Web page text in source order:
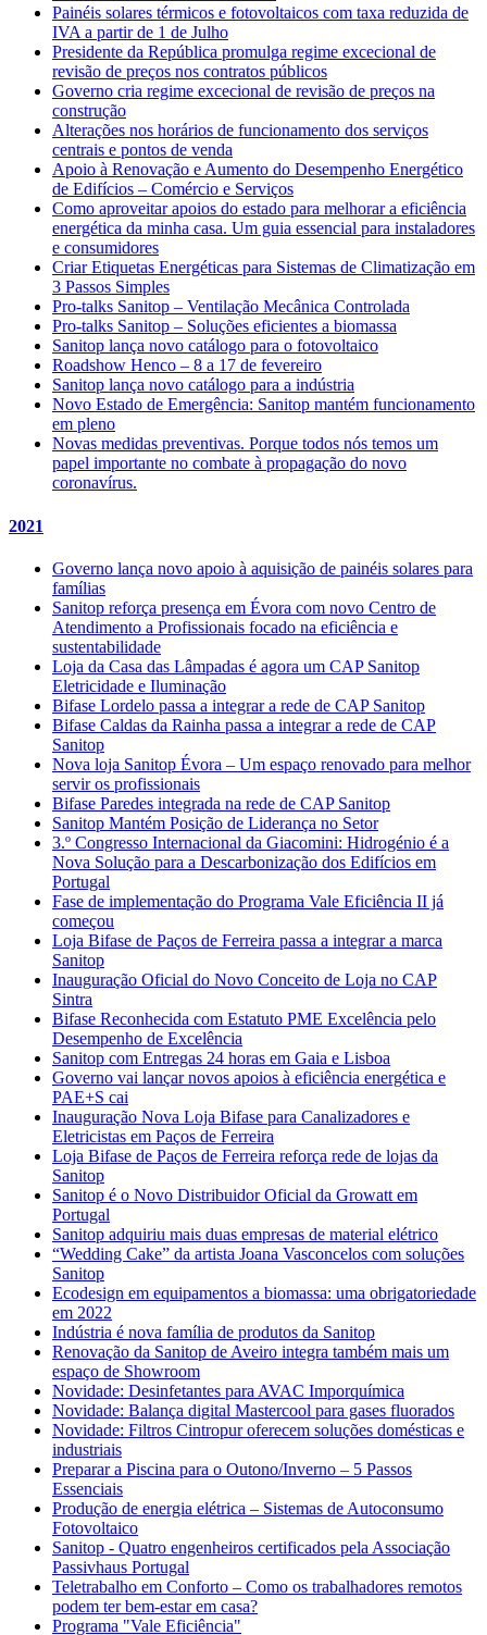
Painéis solares térmicos e fotovoltaicos com taxa reduzida de
IVA a partir de 1 de Julho
Presidente da República promulga regime excecional de
revisão de preços nos contratos públicos
Governo cria regime excecional de revisão de preços na
construção
Alterações nos horários de funcionamento dos serviços
centrais e pontos de venda
Apoio à Renovação e Aumento do Desempenho Energético
de Edifícios – Comércio e Serviços
Como aproveitar apoios do estado para melhorar a eficiência
energética da minha casa. Um guia essencial para instaladores
e consumidores
Criar Etiquetas Energéticas para Sistemas de Climatização em
3 Passos Simples
Pro-talks Sanitop – Ventilação Mecânica Controlada
Pro-talks Sanitop – Soluções eficientes a biomassa
Sanitop lança novo catálogo para o fotovoltaico
Roadshow Henco – 8 a 17 de fevereiro
Sanitop lança novo catálogo para a indústria
Novo Estado de Emergência: Sanitop mantém funcionamento
em pleno
Novas medidas preventivas. Porque todos nós temos um
papel importante no combate à propagação do novo
coronavírus.
2021
Governo lança novo apoio à aquisição de painéis solares para
famílias
Sanitop reforça presença em Évora com novo Centro de
Atendimento a Profissionais focado na eficiência e
sustentabilidade
Loja da Casa das Lâmpadas é agora um CAP Sanitop
Eletricidade e Iluminação
Bifase Lordelo passa a integrar a rede de CAP Sanitop
Bifase Caldas da Rainha passa a integrar a rede de CAP
Sanitop
Nova loja Sanitop Évora – Um espaço renovado para melhor
servir os profissionais
Bifase Paredes integrada na rede de CAP Sanitop
Sanitop Mantém Posição de Liderança no Setor
3.º Congresso Internacional da Giacomini: Hidrogénio é a
Nova Solução para a Descarbonização dos Edifícios em
Portugal
Fase de implementação do Programa Vale Eficiência II já
começou
Loja Bifase de Paços de Ferreira passa a integrar a marca
Sanitop
Inauguração Oficial do Novo Conceito de Loja no CAP
Sintra
Bifase Reconhecida com Estatuto PME Excelência pelo
Desempenho de Excelência
Sanitop com Entregas 24 horas em Gaia e Lisboa
Governo vai lançar novos apoios à eficiência energética e
PAE+S cai
Inauguração Nova Loja Bifase para Canalizadores e
Eletricistas em Paços de Ferreira
Loja Bifase de Paços de Ferreira reforça rede de lojas da
Sanitop
Sanitop é o Novo Distribuidor Oficial da Growatt em
Portugal
Sanitop adquiriu mais duas empresas de material elétrico
“Wedding Cake” da artista Joana Vasconcelos com soluções
Sanitop
Ecodesign em equipamentos a biomassa: uma obrigatoriedade
em 2022
Indústria é nova família de produtos da Sanitop
Renovação da Sanitop de Aveiro integra também mais um
espaço de Showroom
Novidade: Desinfetantes para AVAC Imporquímica
Novidade: Balança digital Mastercool para gases fluorados
Novidade: Filtros Cintropur oferecem soluções domésticas e
industriais
Preparar a Piscina para o Outono/Inverno – 5 Passos
Essenciais
Produção de energia elétrica – Sistemas de Autoconsumo
Fotovoltaico
Sanitop - Quatro engenheiros certificados pela Associação
Passivhaus Portugal
Teletrabalho em Conforto – Como os trabalhadores remotos
podem ter bem-estar em casa?
Programa "Vale Eficiência"